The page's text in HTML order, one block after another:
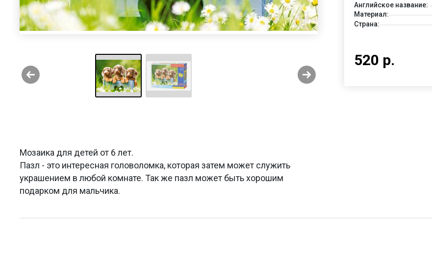
Мозаика для детей от 6 лет.
Пазл - это интересная головоломка, которая затем может служить
украшением в любой комнате. Так же пазл может быть хорошим
подарком для мальчика.
Английское название:
Материал:
Страна:
520 р.